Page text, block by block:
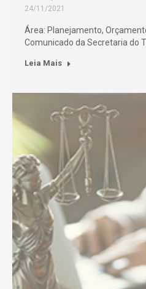
24/11/2021
Área: Planejamento,
Comunicado da Secretaria do
Leia Mais